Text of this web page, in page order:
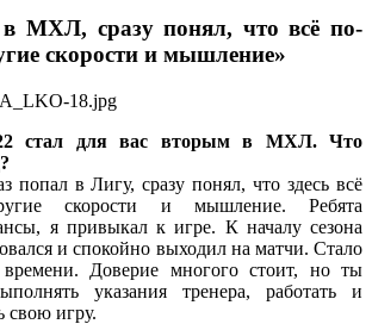
в МХЛ, сразу понял, что всё по-
скорости и мышление»
стал для вас вторым в МХЛ. Что
попал в Лигу, сразу понял, что здесь всё
скорости и мышление. Ребята
я привыкал к игре. К началу сезона
и спокойно выходил на матчи. Стало
Доверие многого стоит, но ты
указания тренера, работать и
свою игру.